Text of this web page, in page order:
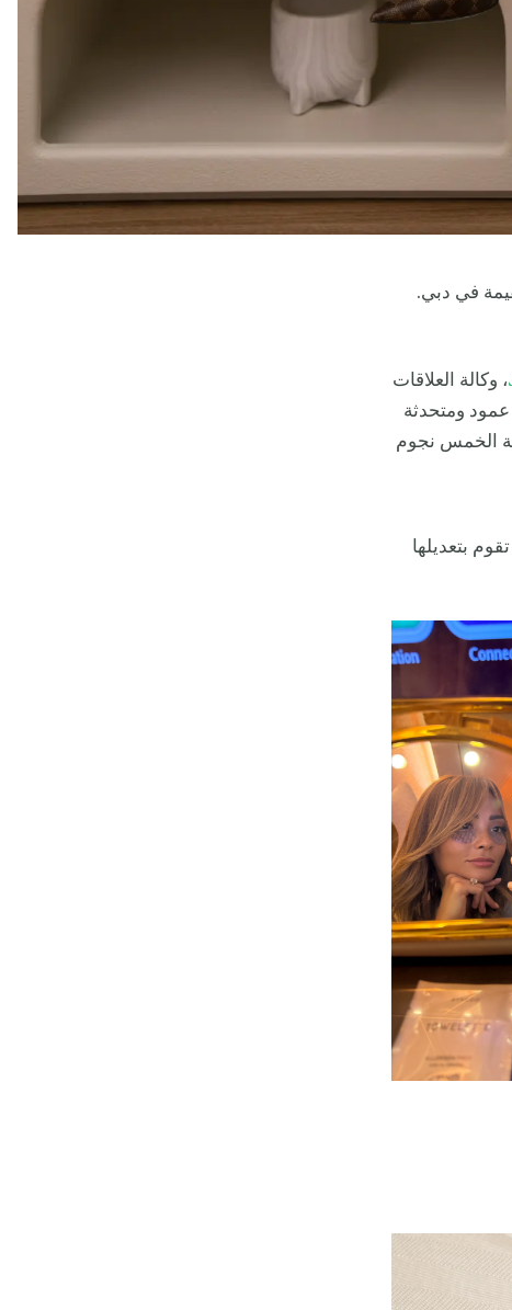
في دبي.
، وكالة العلاقات
عمود ومتحدثة
الخمس نجوم
بتعديلها